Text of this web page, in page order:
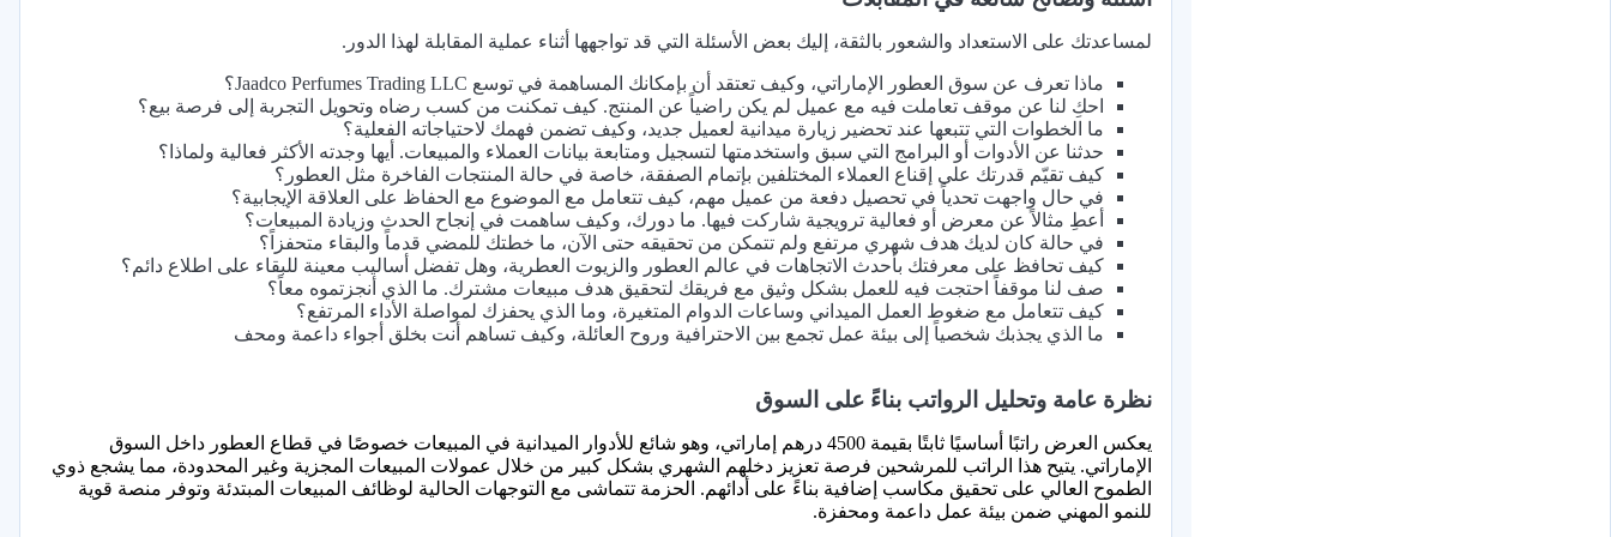
لمساعدتك على الاستعداد والشعور بالثقة، إليك بعض الأسئلة التي قد تواجهها أثناء عملية المقابلة لهذا الدور.
ماذا تعرف عن سوق العطور الإماراتي، وكيف تعتقد أن بإمكانك المساهمة في توسع Jaadco Perfumes Trading LLC؟
احكِ لنا عن موقف تعاملت فيه مع عميل لم يكن راضياً عن المنتج. كيف تمكنت من كسب رضاه وتحويل التجربة إلى فرصة بيع؟
ما الخطوات التي تتبعها عند تحضير زيارة ميدانية لعميل جديد، وكيف تضمن فهمك لاحتياجاته الفعلية؟
حدثنا عن الأدوات أو البرامج التي سبق واستخدمتها لتسجيل ومتابعة بيانات العملاء والمبيعات. أيها وجدته الأكثر فعالية ولماذا؟
كيف تقيّم قدرتك على إقناع العملاء المختلفين بإتمام الصفقة، خاصة في حالة المنتجات الفاخرة مثل العطور؟
في حال واجهت تحدياً في تحصيل دفعة من عميل مهم، كيف تتعامل مع الموضوع مع الحفاظ على العلاقة الإيجابية؟
أعطِ مثالاً عن معرض أو فعالية ترويجية شاركت فيها. ما دورك، وكيف ساهمت في إنجاح الحدث وزيادة المبيعات؟
في حالة كان لديك هدف شهري مرتفع ولم تتمكن من تحقيقه حتى الآن، ما خطتك للمضي قدماً والبقاء متحفزاً؟
كيف تحافظ على معرفتك بأحدث الاتجاهات في عالم العطور والزيوت العطرية، وهل تفضل أساليب معينة للبقاء على اطلاع دائم؟
صف لنا موقفاً احتجت فيه للعمل بشكل وثيق مع فريقك لتحقيق هدف مبيعات مشترك. ما الذي أنجزتموه معاً؟
كيف تتعامل مع ضغوط العمل الميداني وساعات الدوام المتغيرة، وما الذي يحفزك لمواصلة الأداء المرتفع؟
ما الذي يجذبك شخصياً إلى بيئة عمل تجمع بين الاحترافية وروح العائلة، وكيف تساهم أنت بخلق أجواء داعمة ومحف
نظرة عامة وتحليل الرواتب بناءً على السوق
يعكس العرض راتبًا أساسيًا ثابتًا بقيمة 4500 درهم إماراتي، وهو شائع للأدوار الميدانية في المبيعات خصوصًا في قطاع العطور داخل السوق
الإماراتي. يتيح هذا الراتب للمرشحين فرصة تعزيز دخلهم الشهري بشكل كبير من خلال عمولات المبيعات المجزية وغير المحدودة، مما يشجع ذوي
الطموح العالي على تحقيق مكاسب إضافية بناءً على أدائهم. الحزمة تتماشى مع التوجهات الحالية لوظائف المبيعات المبتدئة وتوفر منصة قوية
للنمو المهني ضمن بيئة عمل داعمة ومحفزة.